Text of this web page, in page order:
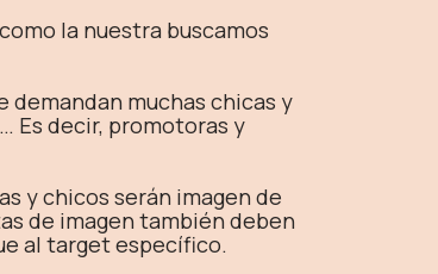
la nuestra buscamos
demandan muchas chicas y
Es decir, promotoras y
y chicos serán imagen de
de imagen también deben
al target específico.